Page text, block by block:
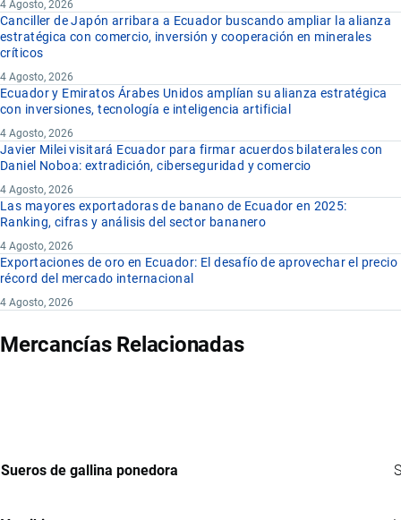
4 Agosto, 2026
Canciller de Japón arribara a Ecuador buscando ampliar la alianza
estratégica con comercio, inversión y cooperación en minerales
críticos
4 Agosto, 2026
Ecuador y Emiratos Árabes Unidos amplían su alianza estratégica
con inversiones, tecnología e inteligencia artificial
4 Agosto, 2026
Javier Milei visitará Ecuador para firmar acuerdos bilaterales con
Daniel Noboa: extradición, ciberseguridad y comercio
4 Agosto, 2026
Las mayores exportadoras de banano de Ecuador en 2025:
Ranking, cifras y análisis del sector bananero
4 Agosto, 2026
Exportaciones de oro en Ecuador: El desafío de aprovechar el precio
récord del mercado internacional
4 Agosto, 2026
Mercancías Relacionadas
Sueros de gallina ponedora